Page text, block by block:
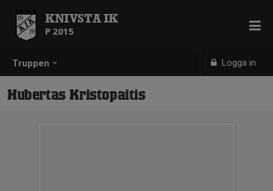
Truppen Logga in
KNIVSTA IK
P 2015
Hubertas Kristopaitis